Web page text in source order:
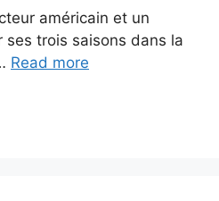
américain et un
ses trois saisons dans la
Read more